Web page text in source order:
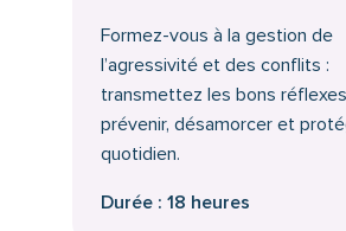
Formez-vous à la gestion de
l’agressivité et des conflits :
transmettez les bons
prévenir, désamorcer et
quotidien.
Durée : 18 heures